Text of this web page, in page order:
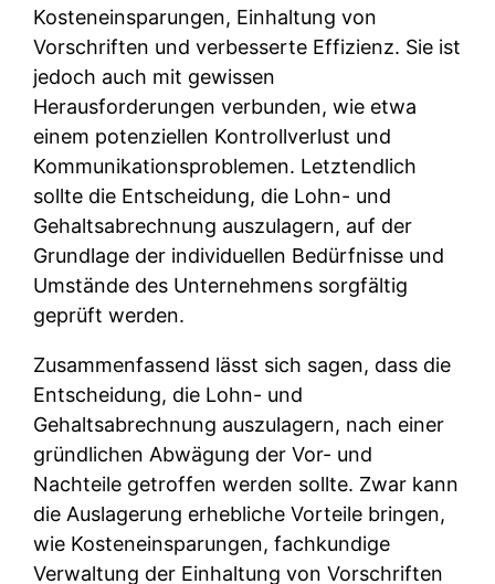
Kosteneinsparungen, Einhaltung von
Vorschriften und verbesserte Effizienz. Sie ist
jedoch auch mit gewissen
Herausforderungen verbunden, wie etwa
einem potenziellen Kontrollverlust und
Kommunikationsproblemen. Letztendlich
sollte die Entscheidung, die Lohn- und
Gehaltsabrechnung auszulagern, auf der
Grundlage der individuellen Bedürfnisse und
Umstände des Unternehmens sorgfältig
geprüft werden.
Zusammenfassend lässt sich sagen, dass die
Entscheidung, die Lohn- und
Gehaltsabrechnung auszulagern, nach einer
gründlichen Abwägung der Vor- und
Nachteile getroffen werden sollte. Zwar kann
die Auslagerung erhebliche Vorteile bringen,
wie Kosteneinsparungen, fachkundige
Verwaltung der Einhaltung von Vorschriften